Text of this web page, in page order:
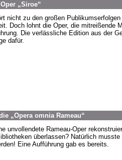
„Siroe“
nicht zu den großen
Doch lohnt die Oper, die mitreißende
Die verlässliche Edition aus der
dafür.
„Opera omnia Rameau“
unvollendete Rameau-Oper
überlassen? Natürlich musste
Eine Aufführung gab es bereits.